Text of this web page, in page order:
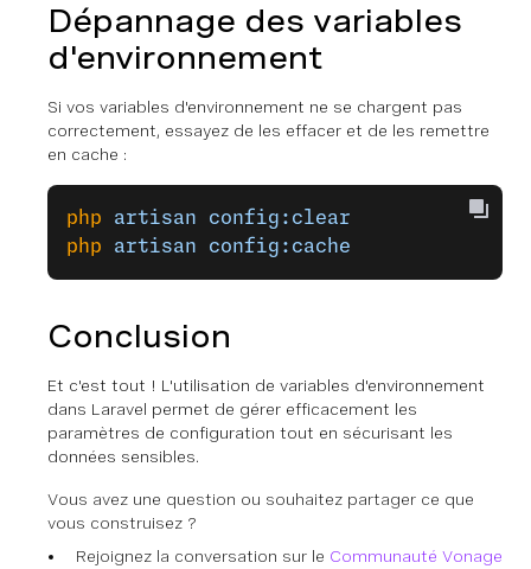
Dépannage des variables
d'environnement
Si vos variables d'environnement ne se chargent pas
correctement, essayez de les effacer et de les remettre
en cache :
php artisan config:clear
php artisan config:cache
Conclusion
Et c'est tout ! L'utilisation de variables d'environnement
dans Laravel permet de gérer efficacement les
paramètres de configuration tout en sécurisant les
données sensibles.
Vous avez une question ou souhaitez partager ce que
vous construisez ?
Rejoignez la conversation sur le Communauté Vonage